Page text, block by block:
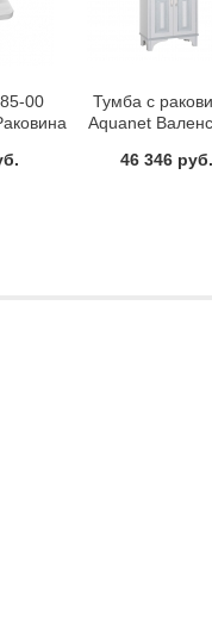
00
Тумба с
Aquanet
серебро
46 346 руб.